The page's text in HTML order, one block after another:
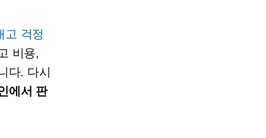
고 걱정
비용,
다. 다시
에서 판